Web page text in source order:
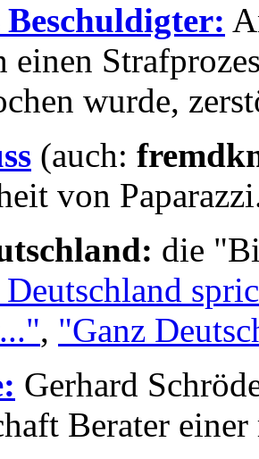
wurde,
(auch:
von
die
Deutschland
, "Ganz
Gerhard
Berater